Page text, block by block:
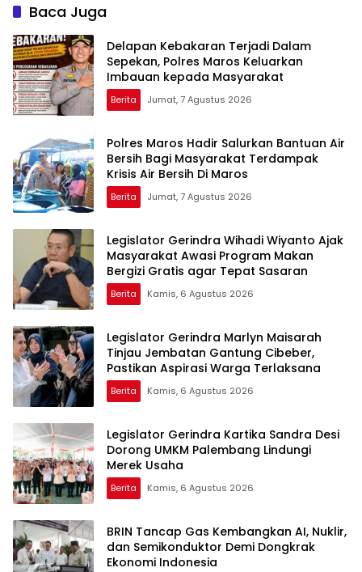
Baca Juga
Delapan Kebakaran Terjadi Dalam
Sepekan, Polres Maros Keluarkan
Imbauan kepada Masyarakat
Berita Jumat, 7 Agustus 2026
Polres Maros Hadir Salurkan Bantuan Air
Bersih Bagi Masyarakat Terdampak
Krisis Air Bersih Di Maros
Berita Jumat, 7 Agustus 2026
Legislator Gerindra Wihadi Wiyanto Ajak
Masyarakat Awasi Program Makan
Bergizi Gratis agar Tepat Sasaran
Berita Kamis, 6 Agustus 2026
Legislator Gerindra Marlyn Maisarah
Tinjau Jembatan Gantung Cibeber,
Pastikan Aspirasi Warga Terlaksana
Berita Kamis, 6 Agustus 2026
Legislator Gerindra Kartika Sandra Desi
Dorong UMKM Palembang Lindungi
Merek Usaha
Berita Kamis, 6 Agustus 2026
BRIN Tancap Gas Kembangkan AI, Nuklir,
dan Semikonduktor Demi Dongkrak
Ekonomi Indonesia